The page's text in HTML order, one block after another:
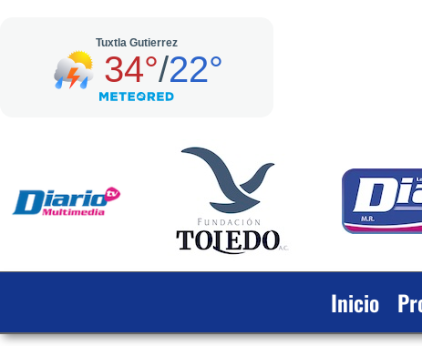
Inicio